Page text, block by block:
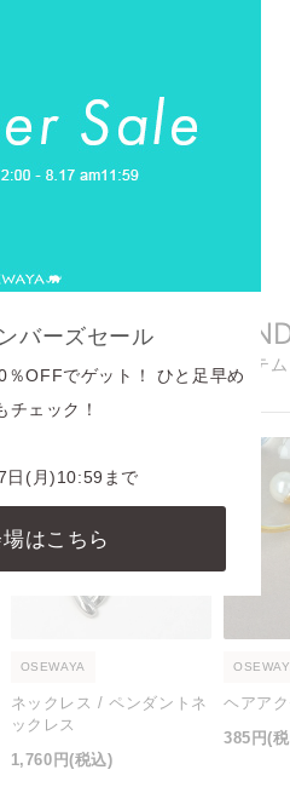
おすすめアイテム
OSEWAYA
ネックレス / ペンダントネ
ックレス
1,760円(税込)
ヘアア
385円(
バーズセール
OFFでゲット！ ひと足早め
チェック！
日(月)10:59まで
はこちら